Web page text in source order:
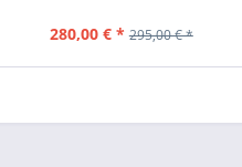
280,00 € * 295,00 € *